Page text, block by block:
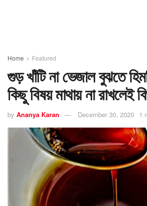
Home Featured
গুড় খাঁটি না ভেজাল বুঝতে
কিছু বিষয় মাথায় না রাখলেই
by Ananya Karan December 30, 2020 1